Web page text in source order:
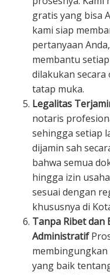
gratis yang bisa
kami siap
pertanyaan
membantu
dilakukan
tatap muka.
Legalitas
notaris
sehingga setiap
dijamin sah
bahwa semua
hingga izin
sesuai dengan
khususnya di
Tanpa Ribet dan
Administratif
yang baik